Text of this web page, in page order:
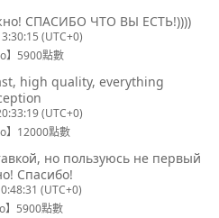
СПАСИБО ЧТО ВЫ ЕСТЬ!))))
(UTC+0)
】5900點數
high quality, everything
(UTC+0)
】12000點數
но пользуюсь не первый
Спасибо!
(UTC+0)
】5900點數